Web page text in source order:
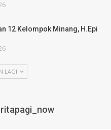
12 Kelompok Minang, H.Epi
LAGI